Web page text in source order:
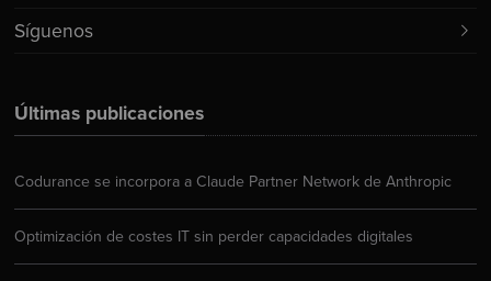
Últimas publicaciones
Codurance se incorpora a Claude Partner Network de Anthropic
Optimización de costes IT sin perder capacidades digitales
Síguenos